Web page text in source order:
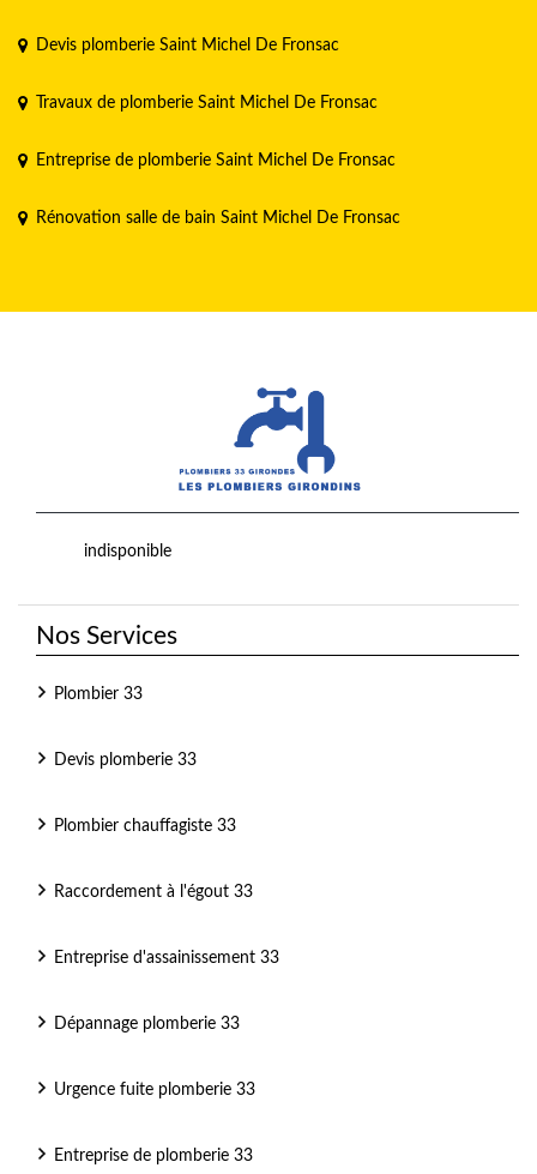
Devis plomberie Saint Michel De Fronsac
Travaux de plomberie Saint Michel De Fronsac
Entreprise de plomberie Saint Michel De Fronsac
Rénovation salle de bain Saint Michel De Fronsac
indisponible
Nos Services
Plombier 33
Devis plomberie 33
Plombier chauffagiste 33
Raccordement à l'égout 33
Entreprise d'assainissement 33
Dépannage plomberie 33
Urgence fuite plomberie 33
Entreprise de plomberie 33